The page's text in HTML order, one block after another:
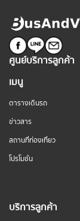
ศูนย์บริการลูกค้า
เมนู
ตารางเดินรถ
ข่าวสาร
สถานที่ท่องเที่ยว
โปรโมชั่น
บริการลูกค้า